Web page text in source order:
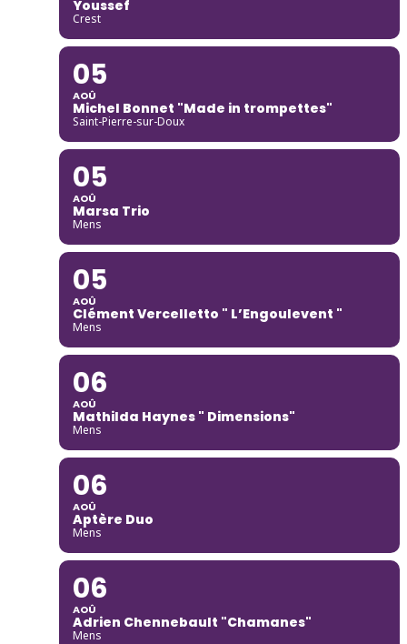
Youssef
Crest
05
AOÛ
Michel Bonnet "Made in trompettes"
Saint-Pierre-sur-Doux
05
AOÛ
Marsa Trio
Mens
05
AOÛ
Clément Vercelletto " L’Engoulevent "
Mens
06
AOÛ
Mathilda Haynes " Dimensions"
Mens
06
AOÛ
Aptère Duo
Mens
06
AOÛ
Adrien Chennebault "Chamanes"
Mens